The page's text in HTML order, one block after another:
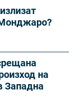
на
Западна